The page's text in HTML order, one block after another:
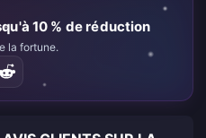
10 % de réduction
la fortune.